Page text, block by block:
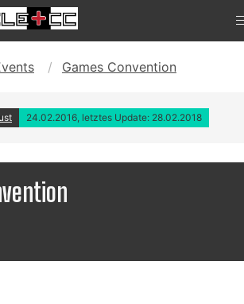
Games Convention
24.02.2016, letztes Update: 28.02.2018